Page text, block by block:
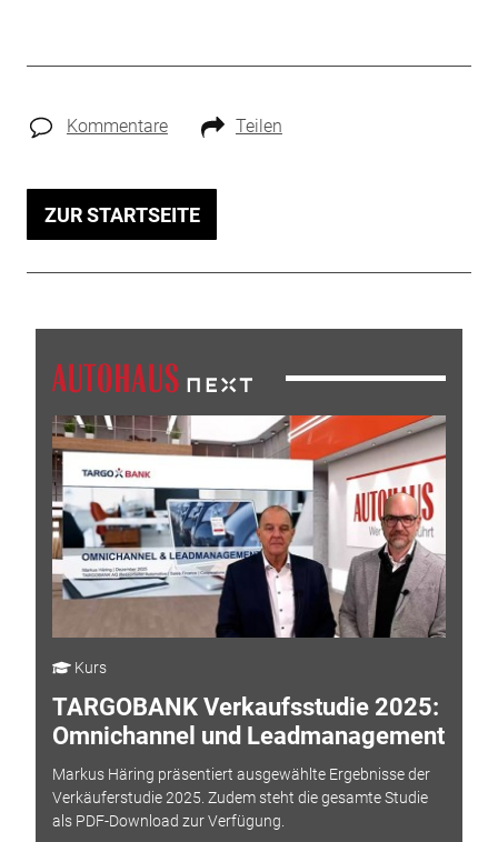
Kommentare Teilen
ZUR STARTSEITE
Kurs
TARGOBANK Verkaufsstudie 2025:
Omnichannel und Leadmanagement
Markus Häring präsentiert ausgewählte Ergebnisse der
Verkäuferstudie 2025. Zudem steht die gesamte Studie
als PDF-Download zur Verfügung.